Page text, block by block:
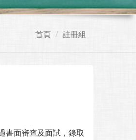
首頁 註冊組
書面審查及面試，錄取